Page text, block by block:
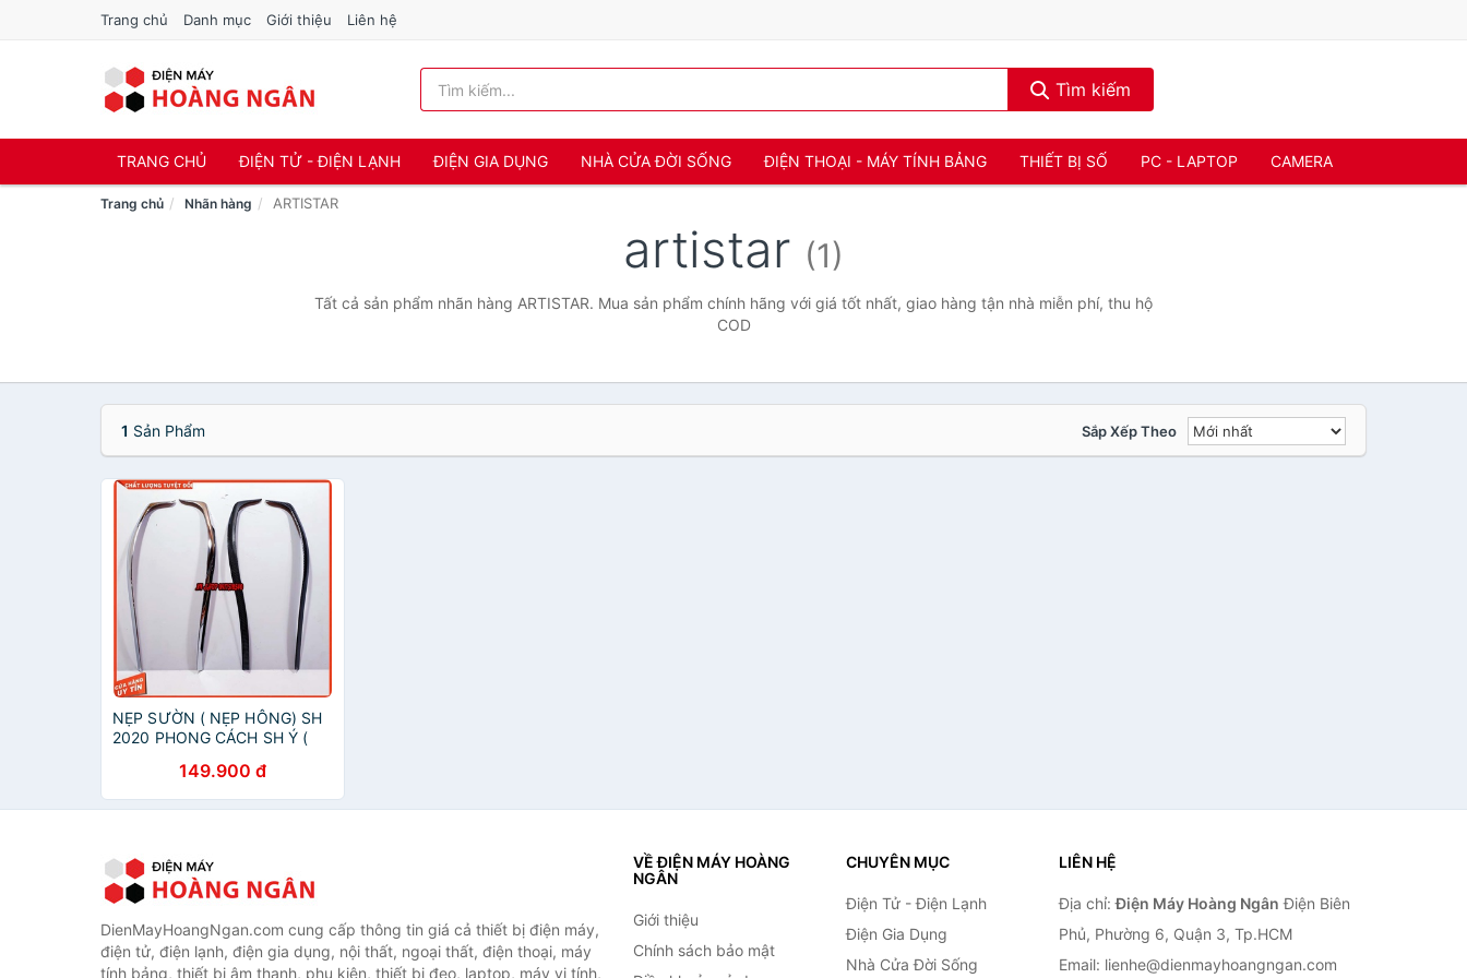
Trang chủ Danh mục Giới thiệu Liên hệ
Tìm kiếm
TRANG CHỦ ĐIỆN TỬ - ĐIỆN LẠNH ĐIỆN GIA DỤNG NHÀ CỬA ĐỜI SỐNG ĐIỆN THOẠI - MÁY TÍNH BẢNG THIẾT BỊ SỐ PC - LAPTOP CAMERA
Trang chủ Nhãn hàng ARTISTAR
artistar (1)
Tất cả sản phẩm nhãn hàng ARTISTAR. Mua sản phẩm chính hãng với giá tốt nhất, giao hàng tận nhà miễn phí, thu hộ
COD
1 Sản Phẩm Sắp Xếp Theo
NẸP SƯỜN ( NẸP HÔNG) SH
2020 PHONG CÁCH SH Ý (
149.900 đ
DienMayHoangNgan.com cung cấp thông tin giá cả thiết bị điện máy,
điện tử, điện lạnh, điện gia dụng, nội thất, ngoại thất, điện thoại, máy
tính bảng, thiết bị âm thanh, phụ kiện, thiết bị đeo, laptop, máy vi tính,
VỀ ĐIỆN MÁY HOÀNG
NGÂN
Giới thiệu
Chính sách bảo mật
CHUYÊN MỤC
Điện Tử - Điện Lạnh
Điện Gia Dụng
Nhà Cửa Đời Sống
LIÊN HỆ
Địa chỉ:Điện Máy Hoàng Ngân Điện Biên
Phủ, Phường 6, Quận 3, Tp.HCM
Email: lienhe@dienmayhoangngan.com